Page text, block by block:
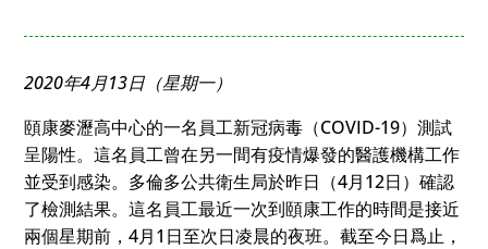
2020年4月13日（星期一）
頤康麥瀝高中心的一名員工新冠病毒（COVID-19）測試
呈陽性。這名員工曾在另一間有疫情爆發的醫護機構工作
並受到感染。多倫多公共衛生局於昨日（4月12日）確認
了檢測結果。這名員工最近一次到頤康工作的時間是接近
兩個星期前，4月1日至次日凌晨的夜班。截至今日爲止，